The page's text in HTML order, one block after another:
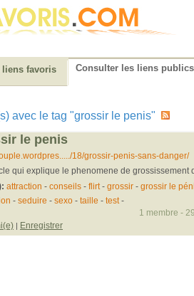
liens favoris Consulter les liens publics
avec le tag "grossir le penis"
le penis
18/grossir-penis-sans-danger/
qui explique le phenomene de grossissement
attraction - conseils- flirt- grossir- grossir le
- seduire - sexo- taille - test-
| Enregistrer
1 membre -